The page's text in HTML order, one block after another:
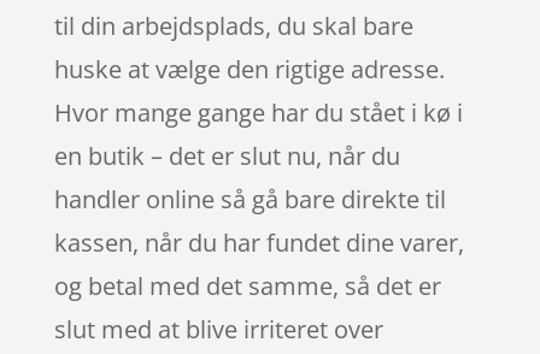
til din arbejdsplads, du skal bare
huske at vælge den rigtige adresse.
Hvor mange gange har du stået i kø i
en butik – det er slut nu, når du
handler online så gå bare direkte til
kassen, når du har fundet dine varer,
og betal med det samme, så det er
slut med at blive irriteret over